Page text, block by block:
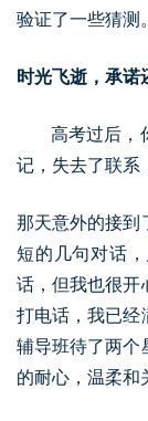
验证了一些猜测。
时光飞逝，承诺
高考过后，
记，失去了联系
那天意外的接到
短的几句对话
话，但我也很开
打电话，我已经
辅导班待了两个
的耐心，温柔和